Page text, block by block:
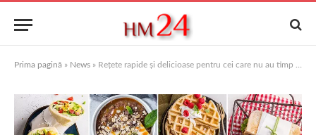
Prima pagină » News » Rețete rapide și delicioase pentru cei care nu au timp de gătit